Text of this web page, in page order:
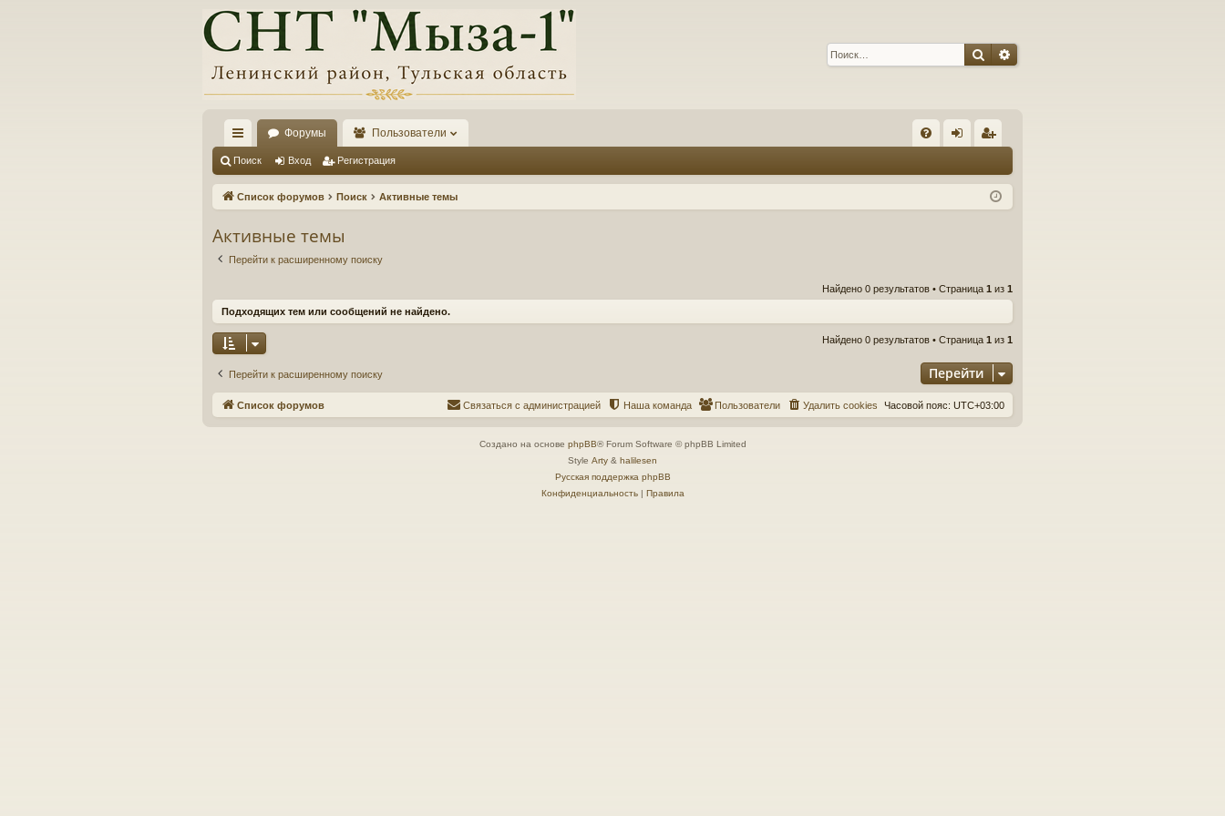
ПоискРасширенный поиск
с
ы
и
Форумы Пользователи
Q д ис
Поиск Вход Регистрация
Список форумов Поиск Активные темы
Активные темы
Перейти к расширенному поиску
Найдено 0 результатов • Страница 1 из 1
Подходящих тем или сообщений не найдено.
Найдено 0 результатов • Страница 1 из 1
Перейти к расширенному поиску Перейти
Список форумов Часовой пояс: UTC+03:00
Удалить cookies
Пользователи
Наша команда
Связаться с администрацией
Создано на основе phpBB® Forum Software © phpBB Limited
Style Arty & halilesen
Русская поддержка phpBB
Конфиденциальность| Правила